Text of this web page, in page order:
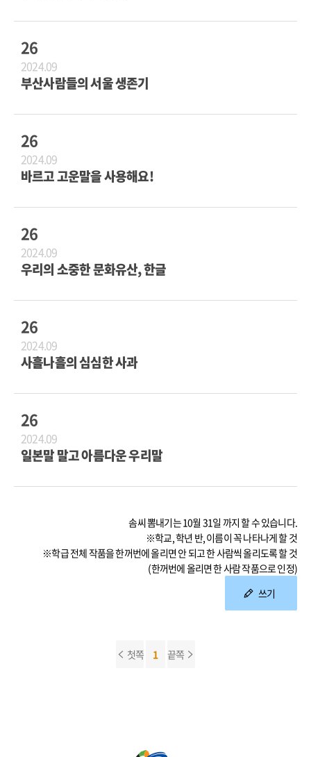
26
2024.09
부산사람들의 서울 생존기
26
2024.09
바르고 고운말을 사용해요!
26
2024.09
우리의 소중한 문화유산, 한글
26
2024.09
사흘나흘의 심심한 사과
26
2024.09
일본말 말고 아름다운 우리말
솜씨 뽐내기는 10월 31일 까지 할 수 있습니다.
※학교, 학년 반, 이름이 꼭 나타나게 할 것
※학급 전체 작품을 한꺼번에 올리면 안 되고 한 사람씩 올리도록 할 것
(한꺼번에 올리면 한 사람 작품으로 인정)
쓰기
첫쪽 1 끝쪽